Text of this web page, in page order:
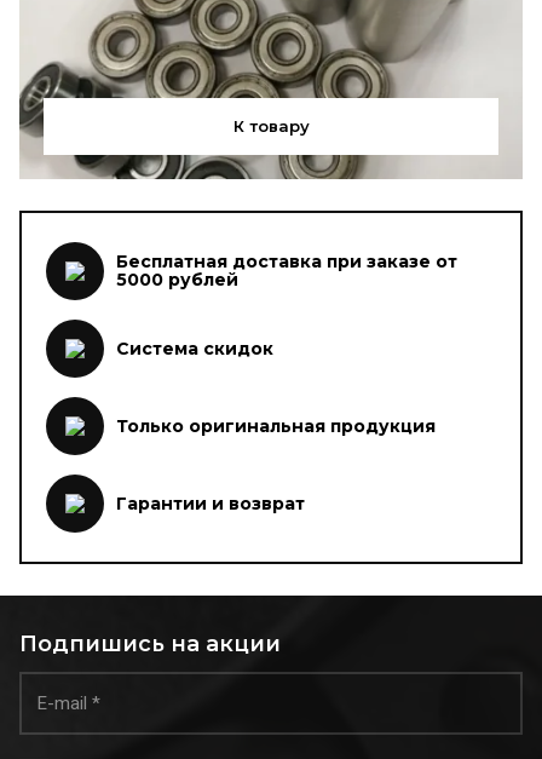
К товару
Бесплатная доставка при заказе от
5000 рублей
Система скидок
Только оригинальная продукция
Гарантии и возврат
Подпишись на акции